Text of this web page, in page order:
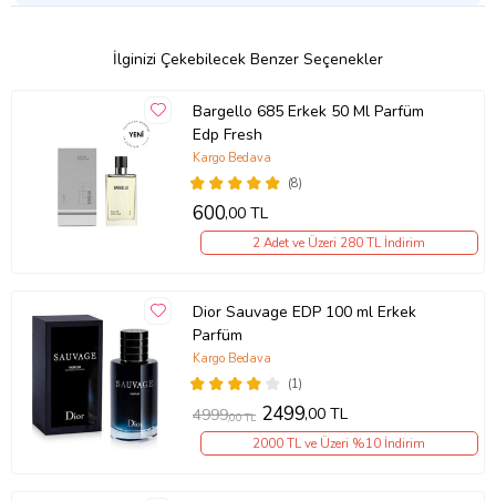
İlginizi Çekebilecek Benzer Seçenekler
Bargello 685 Erkek 50 Ml Parfüm
Edp Fresh
(8)
Kargo Bedava
600,00 TL
2 Adet ve Üzeri 280 TL İndirim
Dior Sauvage EDP 100 ml Erkek
Parfüm
(1)
Kargo Bedava
4999,00 TL 2499,00 TL
2000 TL ve Üzeri %10 İndirim